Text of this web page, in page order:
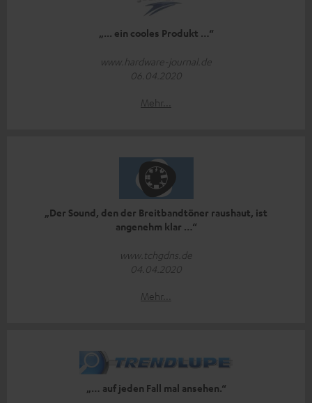
„... ein cooles Produkt …“
www.hardware-journal.de
06.04.2020
Mehr...
„Der Sound, den der Breitbandtöner raushaut, ist
angenehm klar …“
www.tchgdns.de
04.04.2020
Mehr...
„… auf jeden Fall mal ansehen.“